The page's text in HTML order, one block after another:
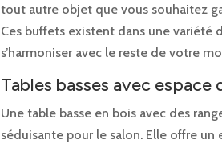
tout autre objet que vous souhaitez
Ces buffets existent dans une variété
s’harmoniser avec le reste de votre
Tables basses avec
Une table basse en bois avec des
séduisante pour le salon. Elle offre un